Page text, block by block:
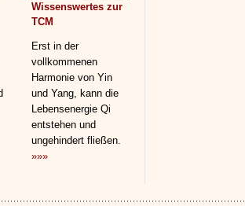
Wissenswertes zur
TCM
Erst in der
vollkommenen
Harmonie von Yin
und Yang, kann die
Lebensenergie Qi
entstehen und
ungehindert fließen.
»»»